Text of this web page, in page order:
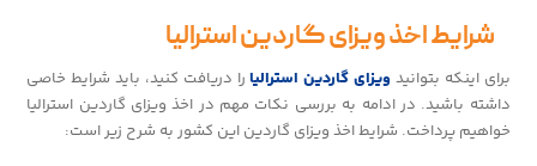
شرایط اخذ ویزای گاردین استرالیا
برای اینکه بتوانید ویزای گاردین استرالیارا دریافت کنید، باید شرایط خاصی
داشته باشید. در ادامه به بررسی نکات مهم در اخذ ویزای گاردین استرالیا
خواهیم پرداخت. شرایط اخذ ویزای گاردین این کشور به شرح زیر است: